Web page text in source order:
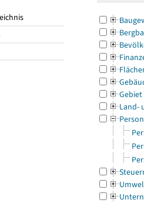
Gebiet
Land-